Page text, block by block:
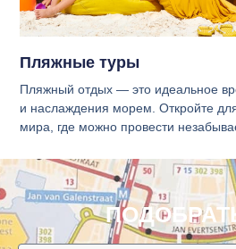
Пляжные туры
Пляжный отдых — это идеальное
и наслаждения морем. Откройте
мира, где можно провести